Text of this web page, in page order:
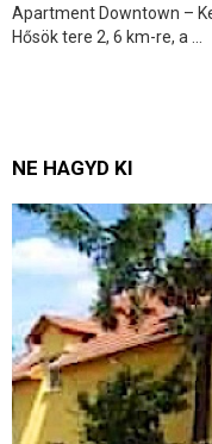
Apartment Downtown –
Hősök tere 2, 6 km-re, a ...
NE HAGYD KI